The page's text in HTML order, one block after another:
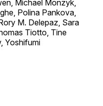
Michael Monzyk,
Polina Pankova,
M. Delepaz, Sara
Tiotto, Tine
Yoshifumi